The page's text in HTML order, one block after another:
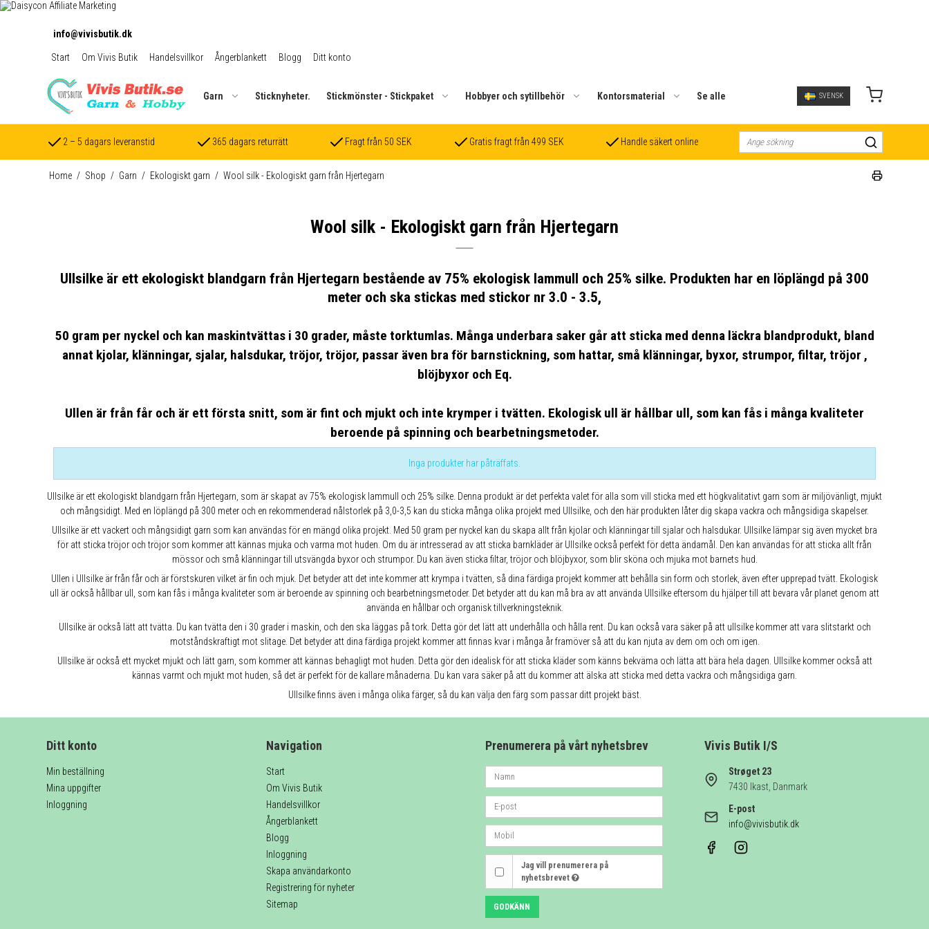
info@vivisbutik.dk
Start Om Vivis Butik Handelsvillkor Ångerblankett Blogg Ditt konto
Garn Sticknyheter. Stickmönster - Stickpaket Hobbyer och sytillbehör Kontorsmaterial Se alle SVENSK
2 – 5 dagars leveranstid 365 dagars returrätt Fragt från 50 SEK Gratis fragt från 499 SEK Handle säkert online
Home / Shop / Garn / Ekologiskt garn / Wool silk - Ekologiskt garn från Hjertegarn
Wool silk - Ekologiskt garn från Hjertegarn
Ullsilke är ett ekologiskt blandgarn från Hjertegarn bestående av 75% ekologisk lammull och 25% silke. Produkten har en löplängd på 300
meter och ska stickas med stickor nr 3.0 - 3.5,
50 gram per nyckel och kan maskintvättas i 30 grader, måste torktumlas. Många underbara saker går att sticka med denna läckra blandprodukt, bland
annat kjolar, klänningar, sjalar, halsdukar, tröjor, tröjor, passar även bra för barnstickning, som hattar, små klänningar, byxor, strumpor, filtar, tröjor ,
blöjbyxor och Eq.
Ullen är från får och är ett första snitt, som är fint och mjukt och inte krymper i tvätten. Ekologisk ull är hållbar ull, som kan fås i många kvaliteter
beroende på spinning och bearbetningsmetoder.
Inga produkter har påträffats.
Ullsilke är ett ekologiskt blandgarn från Hjertegarn, som är skapat av 75% ekologisk lammull och 25% silke. Denna produkt är det perfekta valet för alla som vill sticka med ett högkvalitativt garn som är miljövänligt, mjukt
och mångsidigt. Med en löplängd på 300 meter och en rekommenderad nålstorlek på 3,0-3,5 kan du sticka många olika projekt med Ullsilke, och den här produkten låter dig skapa vackra och mångsidiga skapelser.
Ullsilke är ett vackert och mångsidigt garn som kan användas för en mängd olika projekt. Med 50 gram per nyckel kan du skapa allt från kjolar och klänningar till sjalar och halsdukar. Ullsilke lämpar sig även mycket bra
för att sticka tröjor och tröjor som kommer att kännas mjuka och varma mot huden. Om du är intresserad av att sticka barnkläder är Ullsilke också perfekt för detta ändamål. Den kan användas för att sticka allt från
mössor och små klänningar till utsvängda byxor och strumpor. Du kan även sticka filtar, tröjor och blöjbyxor, som blir sköna och mjuka mot barnets hud.
Ullen i Ullsilke är från får och är förstskuren vilket är fin och mjuk. Det betyder att det inte kommer att krympa i tvätten, så dina färdiga projekt kommer att behålla sin form och storlek, även efter upprepad tvätt. Ekologisk
ull är också hållbar ull, som kan fås i många kvaliteter som är beroende av spinning och bearbetningsmetoder. Det betyder att du kan må bra av att använda Ullsilke eftersom du hjälper till att bevara vår planet genom att
använda en hållbar och organisk tillverkningsteknik.
Ullsilke är också lätt att tvätta. Du kan tvätta den i 30 grader i maskin, och den ska läggas på tork. Detta gör det lätt att underhålla och hålla rent. Du kan också vara säker på att ullsilke kommer att vara slitstarkt och
motståndskraftigt mot slitage. Det betyder att dina färdiga projekt kommer att finnas kvar i många år framöver så att du kan njuta av dem om och om igen.
Ullsilke är också ett mycket mjukt och lätt garn, som kommer att kännas behagligt mot huden. Detta gör den idealisk för att sticka kläder som känns bekväma och lätta att bära hela dagen. Ullsilke kommer också att
kännas varmt och mjukt mot huden, så det är perfekt för de kallare månaderna. Du kan vara säker på att du kommer att älska att sticka med detta vackra och mångsidiga garn.
Ullsilke finns även i många olika färger, så du kan välja den färg som passar ditt projekt bäst.
Ditt konto
Min beställning
Mina uppgifter
Inloggning
Navigation
Start
Om Vivis Butik
Handelsvillkor
Ångerblankett
Blogg
Inloggning
Skapa användarkonto
Registrering för nyheter
Sitemap
Prenumerera på vårt nyhetsbrev
Jag vill prenumerera på
nyhetsbrevet
GODKÄNN
Vivis Butik I/S
Strøget 23
7430 Ikast, Danmark
E-post
info@vivisbutik.dk